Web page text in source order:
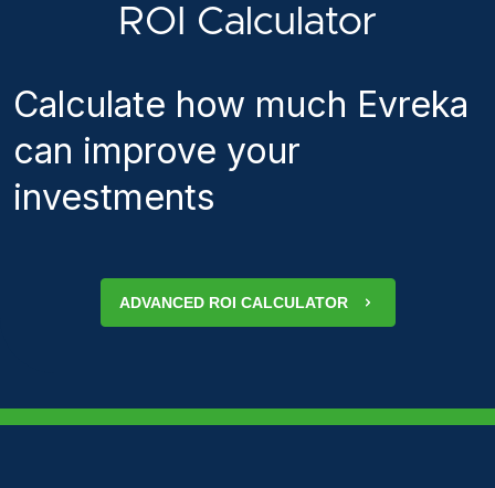
ROI Calculator
Calculate how much Evreka
can improve your
investments
ADVANCED ROI CALCULATOR